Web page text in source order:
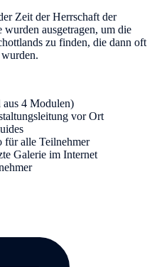
Zeit der Herrschaft der
ausgetragen, um die
zu finden, die dann oft
aus 4 Modulen)
vor Ort
für alle Teilnehmer
Galerie im Internet